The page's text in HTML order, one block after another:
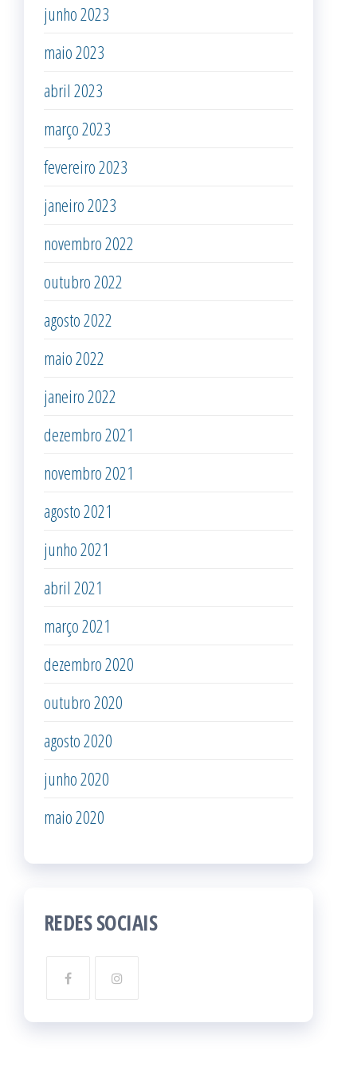
junho 2023
maio 2023
abril 2023
março 2023
fevereiro 2023
janeiro 2023
novembro 2022
outubro 2022
agosto 2022
maio 2022
janeiro 2022
dezembro 2021
novembro 2021
agosto 2021
junho 2021
abril 2021
março 2021
dezembro 2020
outubro 2020
agosto 2020
junho 2020
maio 2020
REDES SOCIAIS